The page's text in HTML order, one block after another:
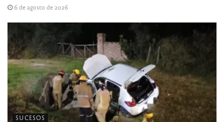
6 de agosto de 2026
SUCESOS